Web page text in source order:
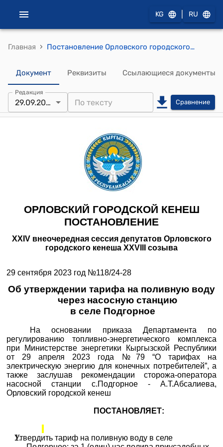
KG RU
Главная › Постановление Орловского городского кеңеша от 29 сентября 2023 год № 118/24-28 "Об утверждении тарифа на поливную воду через насосную станцию в селе Подгорное"
Документ Реквизиты Ссылающиеся документы
Редакция
29.09.2023 Сравнение